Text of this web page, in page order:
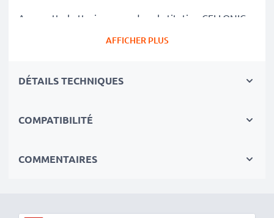
Avec cette batterie neuve de substitution CELLONIC,
retrouvez la performance de votre appareil photo
✔Batterie de rechange de très bonne qualité
avec
✔Longue durée de vie
avec sa Technologie moderne
✔Sécurité et Fiabilité Garanties contre
AFFICHER PLUS
DÉTAILS TECHNIQUES
COMPATIBILITÉ
COMMENTAIRES